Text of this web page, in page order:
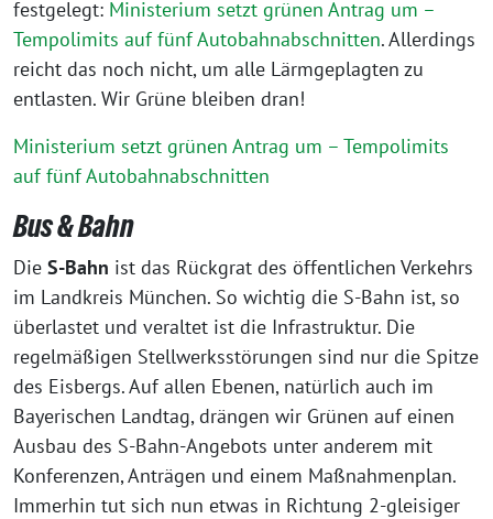
festgelegt: Ministerium setzt grünen Antrag um –
Tempolimits auf fünf Autobahnabschnitten. Allerdings
reicht das noch nicht, um alle Lärmgeplagten zu
entlasten. Wir Grüne bleiben dran!
Ministerium setzt grünen Antrag um – Tempolimits
auf fünf Autobahnabschnitten
Bus & Bahn
Die S-Bahn ist das Rückgrat des öffentlichen Verkehrs
im Landkreis München. So wichtig die S-Bahn ist, so
überlastet und veraltet ist die Infrastruktur. Die
regelmäßigen Stellwerksstörungen sind nur die Spitze
des Eisbergs. Auf allen Ebenen, natürlich auch im
Bayerischen Landtag, drängen wir Grünen auf einen
Ausbau des S-Bahn-Angebots unter anderem mit
Konferenzen, Anträgen und einem Maßnahmenplan.
Immerhin tut sich nun etwas in Richtung 2-gleisiger